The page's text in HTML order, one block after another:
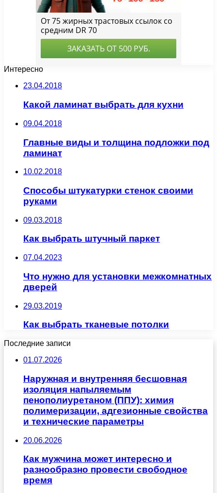
Интересно
23.04.2018
Какой ламинат выбрать для кухни
09.04.2018
Главные виды и толщина подложки под
ламинат
10.02.2018
Способы штукатурки стенок своими
руками
09.03.2018
Как выбрать штучный паркет
07.04.2023
Что нужно для установки межкомнатных
дверей
29.03.2019
Как выбрать тканевые потолки
Последние записи
01.07.2026
Наружная и внутренняя бесшовная
изоляция напыляемым
пенополиуретаном (ППУ): химия
полимеризации, адгезионные свойства
и технические параметры
20.06.2026
Как мужчина может интересно и
разнообразно провести свободное
время